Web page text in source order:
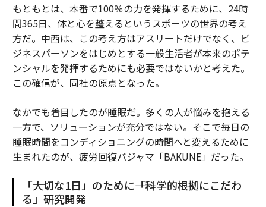
もともとは、本番で100％の力を発揮するために、24時
間365日、体と心を整えるというスポーツの世界の考え
方だ。中西は、この考え方はアスリートだけでなく、ビ
ジネスパーソンをはじめとする一般生活者が本来のポテ
ンシャルを発揮するためにも必要ではないかと考えた。
この確信が、同社の原点となった。
なかでも着目したのが睡眠だ。多くの人が悩みを抱える
一方で、ソリューションが充分ではない。そこで毎日の
睡眠時間をコンディショニングの時間へと変えるために
生まれたのが、疲労回復パジャマ「BAKUNE」だった。
「大切な1日」のために――「科学的根拠にこだわ
る」研究開発